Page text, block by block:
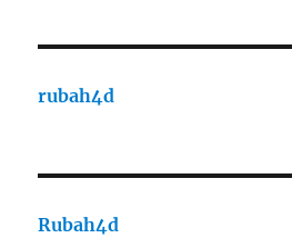
rubah4d
Rubah4d